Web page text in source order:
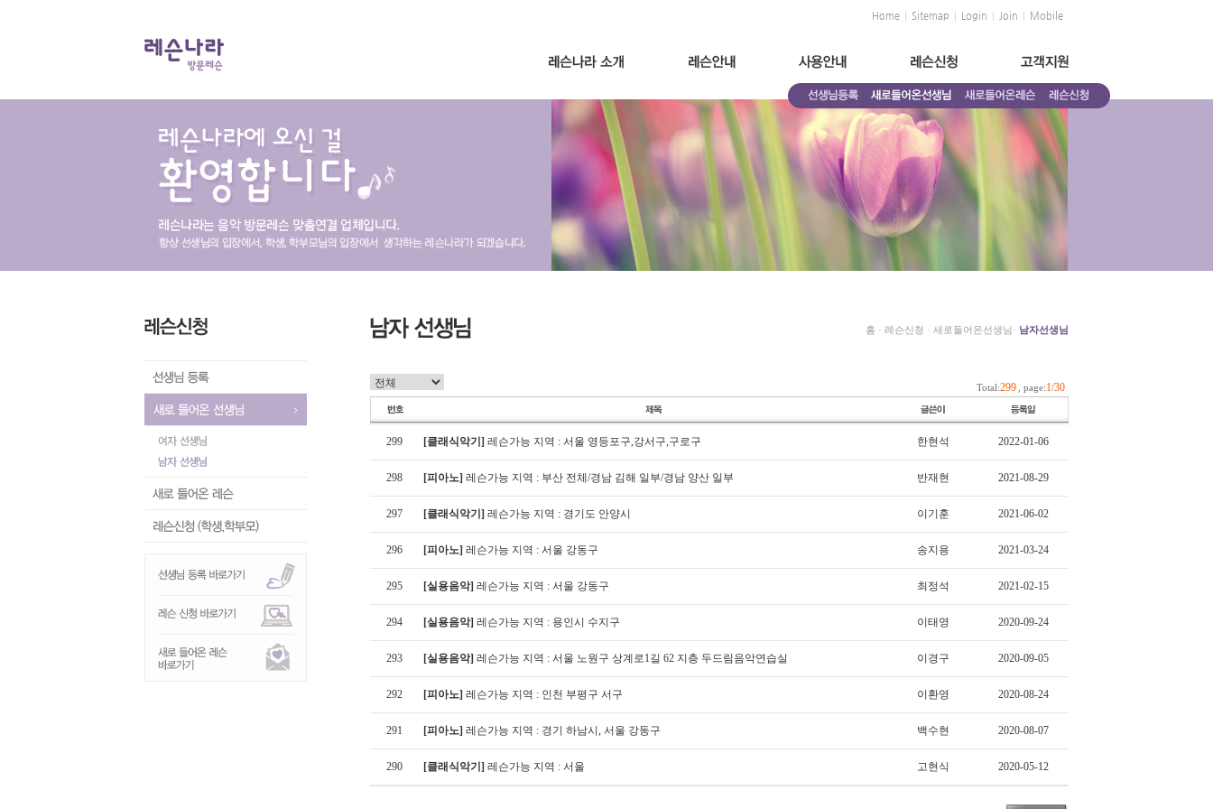
Home Sitemap Login Join Mobile
홈 · 레슨신청 · 새로들어온선생님· 남자선생님
Total:299 , page:1/30
299 [클래식악기] 레슨가능 지역 : 서울 영등포구,강서구,구로구 한현석 2022-01-06
298 [피아노] 레슨가능 지역 : 부산 전체/경남 김해 일부/경남 양산 일부 반재현 2021-08-29
297 [클래식악기] 레슨가능 지역 : 경기도 안양시 이기훈 2021-06-02
296 [피아노] 레슨가능 지역 : 서울 강동구 송지용 2021-03-24
295 [실용음악] 레슨가능 지역 : 서울 강동구 최정석 2021-02-15
294 [실용음악] 레슨가능 지역 : 용인시 수지구 이태영 2020-09-24
293 [실용음악] 레슨가능 지역 : 서울 노원구 상계로1길 62 지층 두드림음악연습실 이경구 2020-09-05
292 [피아노] 레슨가능 지역 : 인천 부평구 서구 이환영 2020-08-24
291 [피아노] 레슨가능 지역 : 경기 하남시, 서울 강동구 백수현 2020-08-07
290 [클래식악기] 레슨가능 지역 : 서울 고현식 2020-05-12